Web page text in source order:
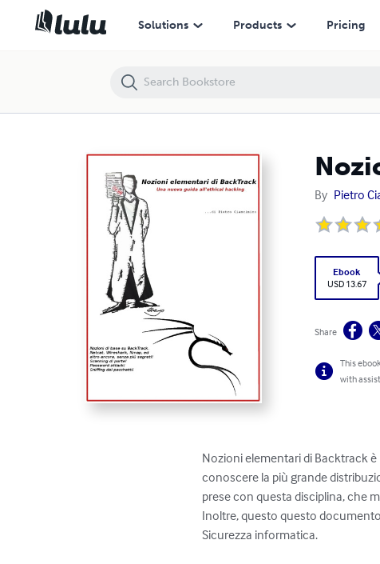
Solutions Products Pricing
By Pietro
Ebook
USD 13.67
Share
This
with
Nozioni elementari di Backtrack
conoscere la più grande
prese con questa disciplina, che
Inoltre, questo questo
Sicurezza informatica.
Nozioni elementari di Backtrack